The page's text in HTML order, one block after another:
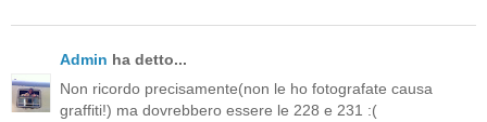
Admin ha detto...
Non ricordo precisamente(non le ho fotografate causa
graffiti!) ma dovrebbero essere le 228 e 231 :(